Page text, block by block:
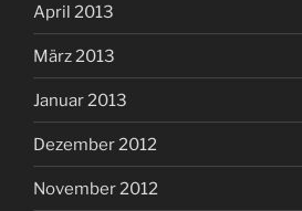
April 2013
März 2013
Januar 2013
Dezember 2012
November 2012